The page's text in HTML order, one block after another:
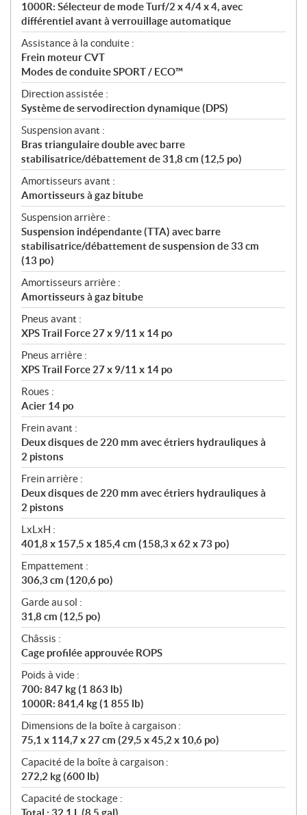
1000R: Sélecteur de mode Turf/2 x 4/4 x 4, avec
différentiel avant à verrouillage automatique
Assistance à la conduite :
Frein moteur CVT
Modes de conduite SPORT / ECO™
Direction assistée :
Système de servodirection dynamique (DPS)
Suspension avant :
Bras triangulaire double avec barre
stabilisatrice/débattement de 31,8 cm (12,5 po)
Amortisseurs avant :
Amortisseurs à gaz bitube
Suspension arrière :
Suspension indépendante (TTA) avec barre
stabilisatrice/débattement de suspension de 33 cm
(13 po)
Amortisseurs arrière :
Amortisseurs à gaz bitube
Pneus avant :
XPS Trail Force 27 x 9/11 x 14 po
Pneus arrière :
XPS Trail Force 27 x 9/11 x 14 po
Roues :
Acier 14 po
Frein avant :
Deux disques de 220 mm avec étriers hydrauliques à
2 pistons
Frein arrière :
Deux disques de 220 mm avec étriers hydrauliques à
2 pistons
LxLxH :
401,8 x 157,5 x 185,4 cm (158,3 x 62 x 73 po)
Empattement :
306,3 cm (120,6 po)
Garde au sol :
31,8 cm (12,5 po)
Châssis :
Cage profilée approuvée ROPS
Poids à vide :
700: 847 kg (1 863 lb)
1000R: 841,4 kg (1 855 lb)
Dimensions de la boîte à cargaison :
75,1 x 114,7 x 27 cm (29,5 x 45,2 x 10,6 po)
Capacité de la boîte à cargaison :
272,2 kg (600 lb)
Capacité de stockage :
Total : 32,1 L (8,5 gal)